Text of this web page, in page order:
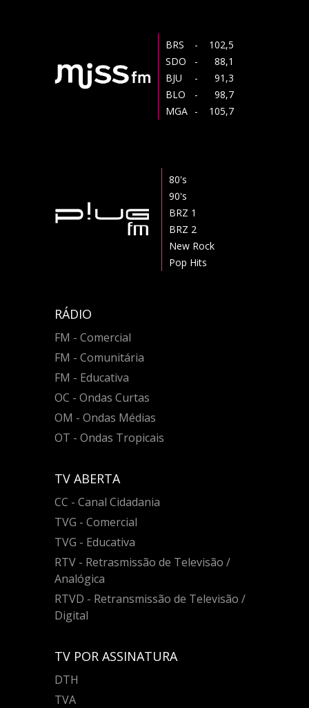
BRS
- 102,5
SDO
- 88,1
BJU
- 91,3
BLO
- 98,7
MGA - 105,7
80's
90's
BRZ 1
BRZ 2
New Rock
Pop Hits
RÁDIO
FM - Comercial
FM - Comunitária
FM - Educativa
OC - Ondas Curtas
OM - Ondas Médias
OT - Ondas Tropicais
TV ABERTA
CC - Canal Cidadania
TVG - Comercial
TVG - Educativa
RTV - Retrasmissão de Televisão /
Analógica
RTVD - Retransmissão de Televisão /
Digital
TV POR ASSINATURA
DTH
TVA